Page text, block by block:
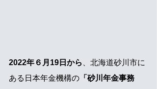
2022年６月19日から 、北海道砂川市に
ある日本年金機構の 「砂川年金事務